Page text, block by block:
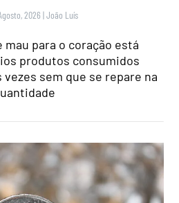
2026 |João Luís
para o coração está
produtos consumidos
sem que se repare na